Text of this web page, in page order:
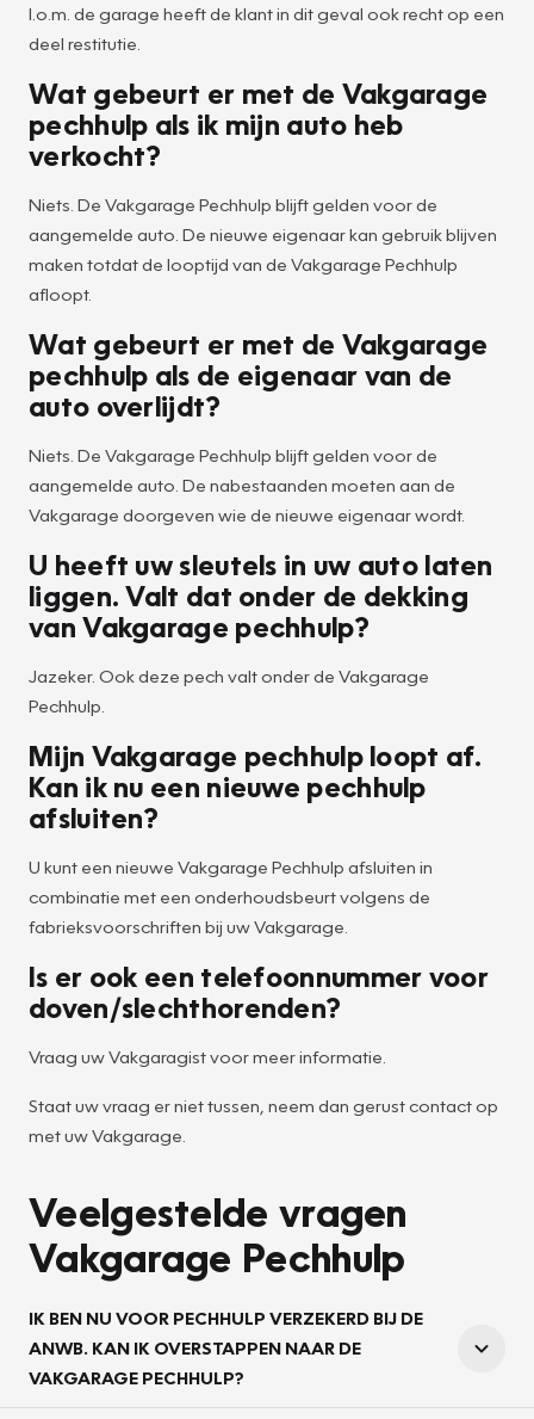
I.o.m. de garage heeft de klant in dit geval ook recht op een
deel restitutie.
Wat gebeurt er met de Vakgarage
pechhulp als ik mijn auto heb
verkocht?
Niets. De Vakgarage Pechhulp blijft gelden voor de
aangemelde auto. De nieuwe eigenaar kan gebruik blijven
maken totdat de looptijd van de Vakgarage Pechhulp
afloopt.
Wat gebeurt er met de Vakgarage
pechhulp als de eigenaar van de
auto overlijdt?
Niets. De Vakgarage Pechhulp blijft gelden voor de
aangemelde auto. De nabestaanden moeten aan de
Vakgarage doorgeven wie de nieuwe eigenaar wordt.
U heeft uw sleutels in uw auto laten
liggen. Valt dat onder de dekking
van Vakgarage pechhulp?
Jazeker. Ook deze pech valt onder de Vakgarage
Pechhulp.
Mijn Vakgarage pechhulp loopt af.
Kan ik nu een nieuwe pechhulp
afsluiten?
U kunt een nieuwe Vakgarage Pechhulp afsluiten in
combinatie met een onderhoudsbeurt volgens de
fabrieksvoorschriften bij uw Vakgarage.
Is er ook een telefoonnummer voor
doven/slechthorenden?
Vraag uw Vakgaragist voor meer informatie.
Staat uw vraag er niet tussen, neem dan gerust contact op
met uw Vakgarage.
Veelgestelde vragen
Vakgarage Pechhulp
IK BEN NU VOOR PECHHULP VERZEKERD BIJ DE
ANWB. KAN IK OVERSTAPPEN NAAR DE
VAKGARAGE PECHHULP?